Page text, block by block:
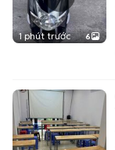
1 phút trước 6